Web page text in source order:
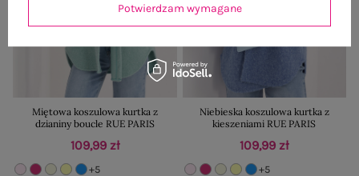
Miętowa koszulowa kurtka z
dzianiny boucle RUE PARIS
109,99 zł
+5
Niebieska koszulowa kurtka z
kieszeniami RUE PARIS
109,99 zł
+5
Potwierdzam wymagane